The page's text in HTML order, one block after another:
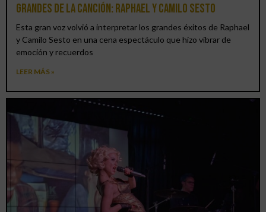
grandes de la canción: Raphael y Camilo Sesto
Esta gran voz volvió a interpretar los grandes éxitos de Raphael
y Camilo Sesto en una cena espectáculo que hizo vibrar de
emoción y recuerdos
LEER MÁS »